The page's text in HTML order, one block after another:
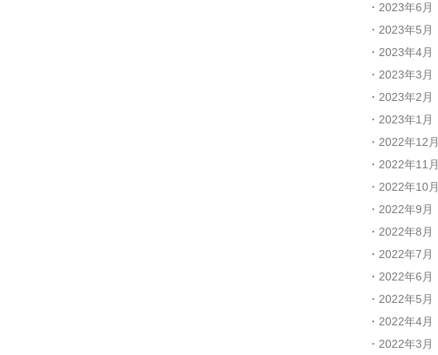
2023年6月
2023年5月
2023年4月
2023年3月
2023年2月
2023年1月
2022年12月
2022年11月
2022年10月
2022年9月
2022年8月
2022年7月
2022年6月
2022年5月
2022年4月
2022年3月